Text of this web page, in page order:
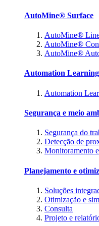
AutoMine® Surface
AutoMine®
AutoMine®
AutoMine®
Automation
Automation
Segurança e meio
Segurança do
Detecção de
Monitoramento
Planejamento e
Soluções
Otimização e
Consulta
Projeto e